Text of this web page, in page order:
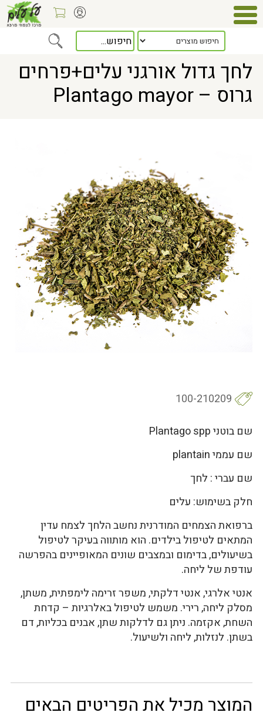
> לחך גדול אורגני עלים+פרחים גרוס – Plantago mayor
לחך גדול אורגני עלים+פרחים
גרוס – Plantago mayor
100-210209
שם בוטני Plantago spp
שם עממי plantain
שם עברי : לחך
חלק בשימוש: עלים
ברפואת הצמחים המודרנית נחשב הלחך לצמח עדין
המתאים לטיפול בילדים. הוא מותווה בעיקר לטיפול
בשיעולים, בדימום ובמצבים שונים המאופיינים בהפרשה
עודפת של ליחה.
אנטי אלרגי, אנטי דלקתי, משפר זרימה לימפתית, משתן,
מסלק ליחה, רירי. משמש לטיפול באלרגיות – קדחת
השחת, אקזמה. ניתן גם לדלקות שתן, אבנים בכליות, דם
בשתן. לנזלות, ליחה ולשיעול.
המוצר מכיל את הפריטים הבאים